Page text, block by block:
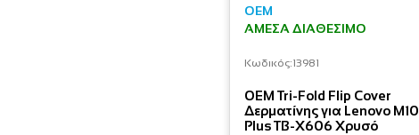
OEM
ΆΜΕΣΑ ΔΙΑΘΈΣΙΜΟ
Κωδικός:13981
OEM Tri-Fold Flip Cover
Δερματίνης για Lenovo M10
Plus TB-X606 Χρυσό